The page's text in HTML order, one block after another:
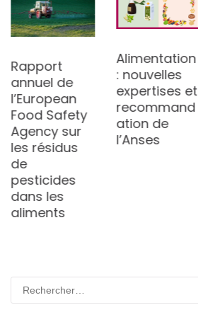
Rapport
annuel de
l’European
Food Safety
Agency sur
les résidus
de
pesticides
dans les
aliments
Alimentation
: nouvelles
expertises et
recommand
ation de
l’Anses
Rechercher :